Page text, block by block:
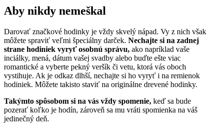
Aby nikdy nemeškal
Darovať značkové hodinky je vždy skvelý nápad. Vy z nich však
môžete spraviť veľmi špeciálny darček. Nechajte si na zadnej
strane hodiniek vyryť osobnú správu, ako napríklad vaše
inciálky, mená, dátum vašej svadby alebo buďte ešte viac
romantické a vyberte pekný veršík či vetu, ktorá vás oboch
vystihuje. Ak je odkaz dlhší, nechajte si ho vyryť i na remienok
hodiniek. Môžete takisto staviť na originálne drevené hodinky.
Takýmto spôsobom si na vás vždy spomenie, keď sa bude
pozerať koľko je hodín, zároveň sa mu vráti spomienka na váš
jedinečný deň.